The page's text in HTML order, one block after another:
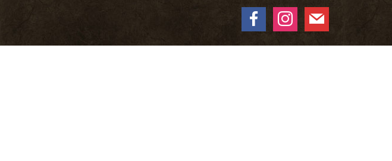
facebookinstagram
mail